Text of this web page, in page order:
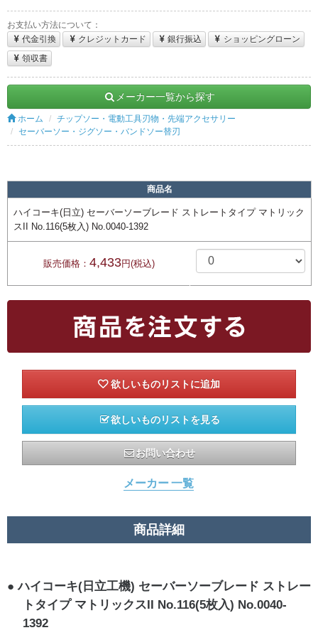
お支払い方法について：
代金引換
クレジットカード 銀行振込
ショッピングローン
領収書
メーカー一覧から探す
ホーム
チップソー・電動工具刃物・先端アクセサリー
セーバーソー・ジグソー・バンドソー替刃
商品名
ハイコーキ(日立) セーバーソーブレード ストレートタイプ マトリック
スII No.116(5枚入) No.0040-1392
販売価格： 4,433円(税込)
欲しいものリストを見る
お問い合わせ
メーカー 一覧
商品詳細
ハイコーキ(日立工機) セーバーソーブレード ストレー
トタイプ マトリックスII No.116(5枚入) No.0040-
1392